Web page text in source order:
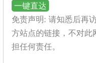
一键直达
免责声明: 请知悉后再
方站点的链接，不对此
担任何责任。